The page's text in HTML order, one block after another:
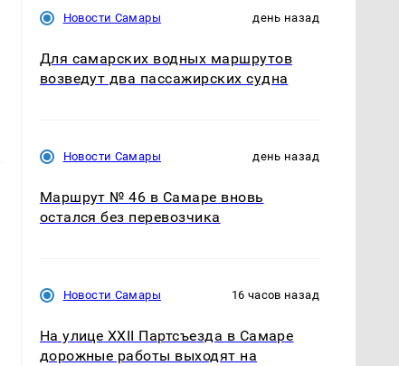
Новости Самары день назад
Для самарских водных маршрутов
возведут два пассажирских судна
Новости Самары день назад
Маршрут № 46 в Самаре вновь
остался без перевозчика
Новости Самары 16 часов назад
На улице XXII Партсъезда в Самаре
дорожные работы выходят на